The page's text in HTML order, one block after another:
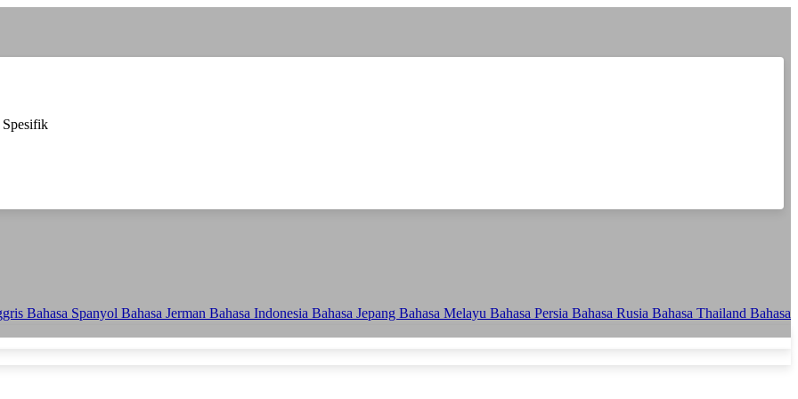
Bahasa Spanyol Bahasa Jerman Bahasa Indonesia Bahasa Jepang Bahasa Melayu Bahasa Persia Bahasa Rusia Bahasa Thailand Bahasa
Spesifik